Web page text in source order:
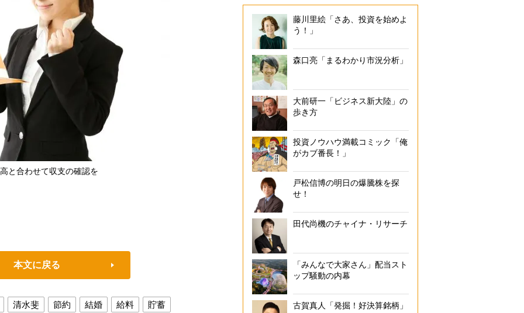
と合わせて収支の確認を
本文に戻る
清水斐 節約 結婚 給料 貯蓄
藤川里絵「さあ、投資を始めよ
う！」
森口亮「まるわかり市況分析」
大前研一「ビジネス新大陸」の
歩き方
投資ノウハウ満載コミック「俺
がカブ番長！」
戸松信博の明日の爆騰株を探
せ！
田代尚機のチャイナ・リサーチ
「みんなで大家さん」配当スト
ップ騒動の内幕
古賀真人「発掘！好決算銘柄」